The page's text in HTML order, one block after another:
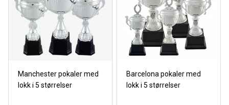
Manchester pokaler med
lokk i 5 størrelser
Barcelona pokaler med
lokk i 5 størrelser